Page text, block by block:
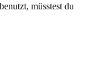
müsstest du